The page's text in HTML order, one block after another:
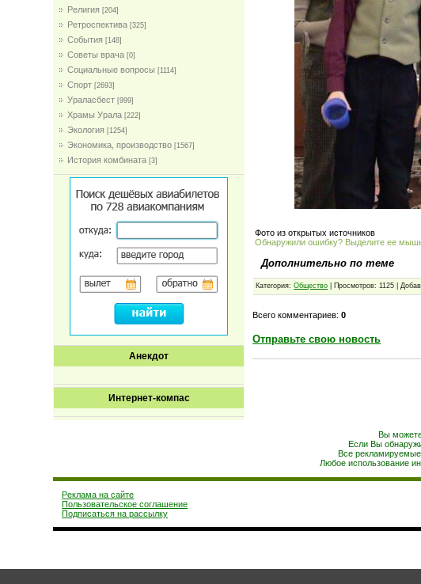
Религия [204]
Ретроспектива [325]
События [148]
Советы врача [0]
Социальные вопросы [1114]
Спорт [2693]
Ураласбест [999]
Храмы Урала [222]
Экология [1254]
Экономика, производство [1567]
История комбината [3]
Анекдот
Интернет-компас
Фото из открытых источников
Обнаружили ошибку? Выделите ее
Дополнительно по теме
Категория:Общество | Просмотров: 1125 |
Всего комментариев:0
Отправьте свою новость
Вы
Если Вы
Все рекламируемые
Любое использование
Реклама на сайте
Пользовательское соглашение
Подписаться на рассылку